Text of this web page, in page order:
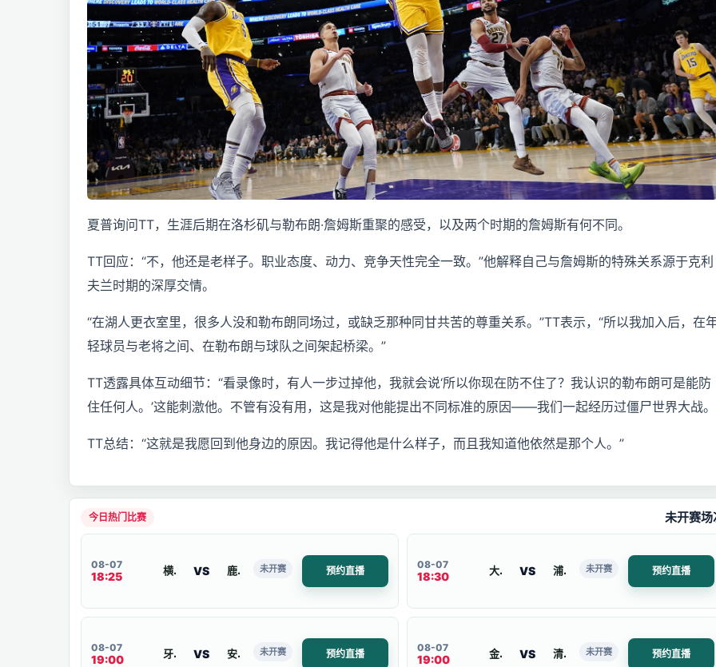
夏普询问TT，生涯后期在洛杉矶与勒布朗·詹姆斯重聚的感受，以及两个时期的詹姆斯有何不同。
TT回应：“不，他还是老样子。职业态度、动力、竞争天性完全一致。”他解释自己与詹姆斯的特殊关系源于克利
夫兰时期的深厚交情。
“在湖人更衣室里，很多人没和勒布朗同场过，或缺乏那种同甘共苦的尊重关系。”TT表示，“所以我加入后，在
轻球员与老将之间、在勒布朗与球队之间架起桥梁。”
TT透露具体互动细节：“看录像时，有人一步过掉他，我就会说‘所以你现在防不住了？我认识的勒布朗可是能防
住任何人。’这能刺激他。不管有没有用，这是我对他能提出不同标准的原因——我们一起经历过僵尸世界大战。
TT总结：“这就是我愿回到他身边的原因。我记得他是什么样子，而且我知道他依然是那个人。”
今日热门比赛 未开赛场
08-07
18:25 横滨水手 VS 鹿岛 未开赛 预约直播
08-07
18:30 大阪钢巴 VS 浦和 未开赛 预约直播
08-07
19:00 牙山木槿花 VS 安山绿人 未开赛 预约直播
08-07
19:00 金浦市民 VS 清州 未开赛 预约直播